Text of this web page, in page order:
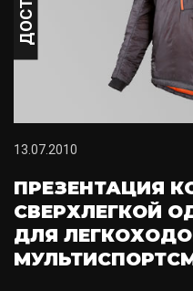
13.07.2010
ПРЕЗЕНТАЦИЯ
СВЕРХЛЕГКОЙ
ДЛЯ